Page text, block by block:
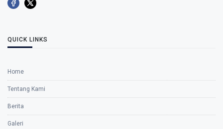
QUICK LINKS
Home
Tentang Kami
Berita
Galeri